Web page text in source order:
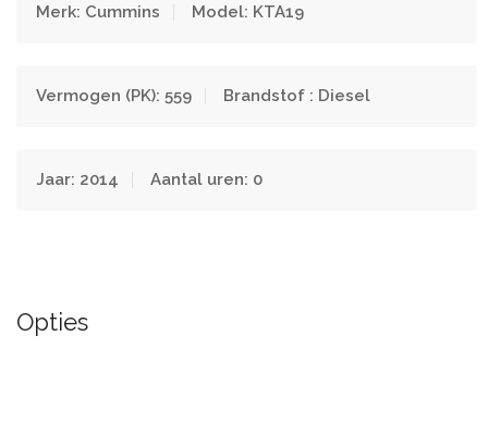
Merk: Cummins Model: KTA19
Vermogen (PK): 559 Brandstof : Diesel
Jaar: 2014 Aantal uren: 0
Opties